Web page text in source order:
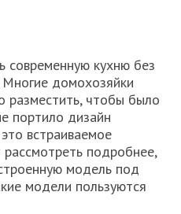
современную кухню без
домохозяйки
разместить, чтобы было
портило дизайн
встраиваемое
подробнее,
модель под
модели пользуются